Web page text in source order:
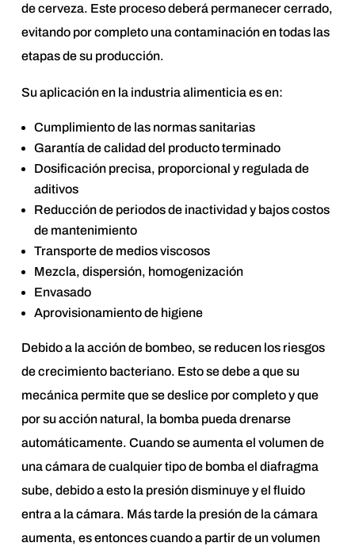
de cerveza. Este proceso deberá permanecer cerrado,
evitando por completo una contaminación en todas las
etapas de su producción.
Su aplicación en la industria alimenticia es en:
Cumplimiento de las normas sanitarias
Garantía de calidad del producto terminado
Dosificación precisa, proporcional y regulada de
aditivos
Reducción de periodos de inactividad y bajos costos
de mantenimiento
Transporte de medios viscosos
Mezcla, dispersión, homogenización
Envasado
Aprovisionamiento de higiene
Debido a la acción de bombeo, se reducen los riesgos
de crecimiento bacteriano. Esto se debe a que su
mecánica permite que se deslice por completo y que
por su acción natural, la bomba pueda drenarse
automáticamente. Cuando se aumenta el volumen de
una cámara de cualquier tipo de bomba el diafragma
sube, debido a esto la presión disminuye y el fluido
entra a la cámara. Más tarde la presión de la cámara
aumenta, es entonces cuando a partir de un volumen